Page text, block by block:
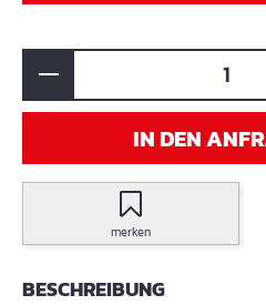
IN DEN
merken
BESCHREIBUNG